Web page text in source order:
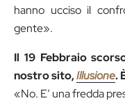
hanno ucciso il
gente».
Il 19 Febbraio
nostro sito,Illusione.
«No. E’ una fredda